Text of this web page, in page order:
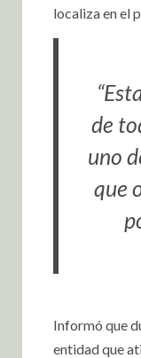
localiza en el
de
uno
que
Informó que
entidad que